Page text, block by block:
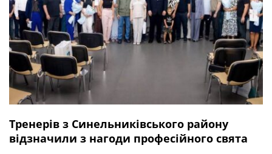
Тренерів з Синельниківського району
відзначили з нагоди професійного свята